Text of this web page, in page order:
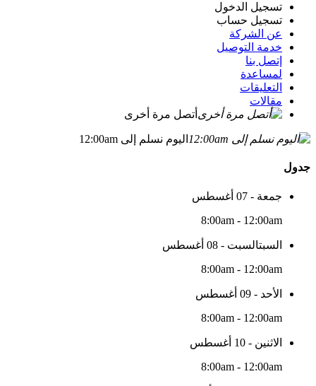
تسجيل الدخول
تسجيل حساب
عن الشركة
خدمة التوصيل
إتصل بنا
لمساعدة
التعليقات
مقالات
أتصل مرة أخرى
اليوم نسلم إلى 12:00am
جدول
جمعة - 07 أغسطس
8:00am - 12:00am
السبتالسبت - 08 أغسطس
8:00am - 12:00am
الأحد - 09 أغسطس
8:00am - 12:00am
الاثنين - 10 أغسطس
8:00am - 12:00am